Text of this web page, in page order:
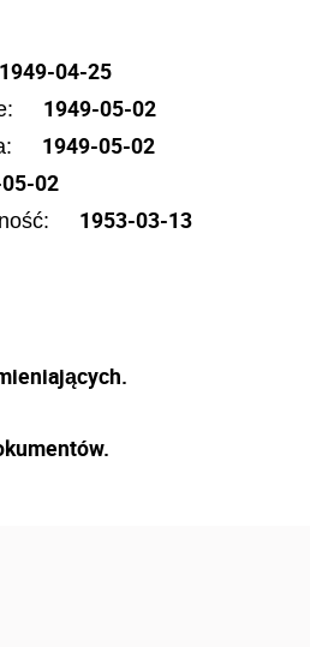
1949-04-25
1949-05-02
1949-05-02
02
1953-03-13